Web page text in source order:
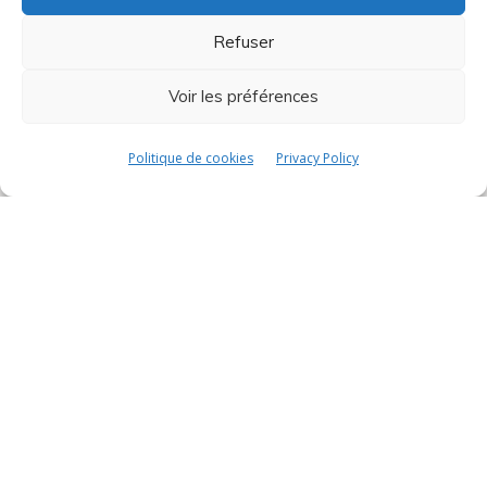
Refuser
Voir les préférences
Politique de cookies Privacy Policy